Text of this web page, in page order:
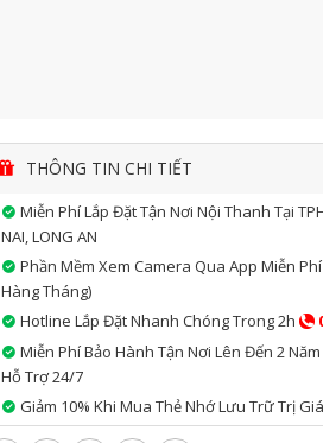
THÔNG TIN CHI TIẾT
Miễn Phí Lắp Đặt Tận Nơi Nội Thanh Tại
NAI, LONG AN
Phần Mềm Xem Camera Qua App Miễn
Hàng Tháng)
Hotline Lắp Đặt Nhanh Chóng Trong 2h
Miễn Phí Bảo Hành Tận Nơi Lên Đến 2
Hỗ Trợ 24/7
Giảm 10% Khi Mua Thẻ Nhớ Lưu Trữ Trị